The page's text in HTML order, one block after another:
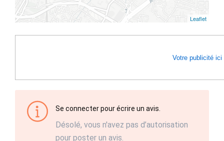
Leaflet
Votre publicité ici
Se connecter pour écrire un avis.
Désolé, vous n'avez pas d’autorisation
pour poster un avis.